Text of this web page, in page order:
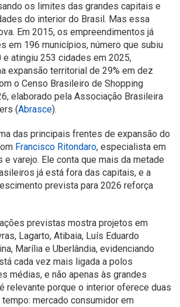
os limites das grandes capitais e
do interior do Brasil. Mas essa
Em 2015, os empreendimentos já
em 196 municípios, número que subiu
e atingiu 253 cidades em 2025,
expansão territorial de 29% em dez
o Censo Brasileiro de Shopping
elaborado pela Associação Brasileira
(Abrasce).
das principais frentes de expansão do
Francisco Ritondaro, especialista em
varejo. Ele conta que mais da metade
já está fora das capitais, e a
prevista para 2026 reforça
previstas mostra projetos em
Lagarto, Atibaia, Luís Eduardo
Marília e Uberlândia, evidenciando
cada vez mais ligada a polos
médias, e não apenas às grandes
relevante porque o interior oferece duas
mercado consumidor em